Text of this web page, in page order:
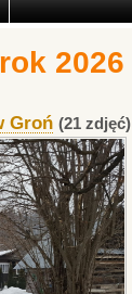
2026
Groń (21 zdjęć)